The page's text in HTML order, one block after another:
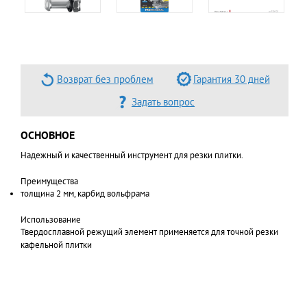
Возврат без проблем
Гарантия 30 дней
Задать вопрос
ОСНОВНОЕ
Надежный и качественный инструмент для резки плитки.
Преимущества
толщина 2 мм, карбид вольфрама
Использование
Твердосплавной режущий элемент применяется для точной резки
кафельной плитки